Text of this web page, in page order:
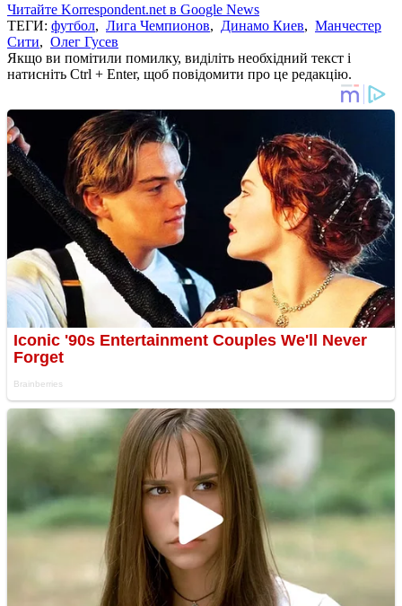
Читайте Korrespondent.net в Google News
ТЕГИ: футбол, Лига Чемпионов, Динамо Киев, Манчестер
Сити, Олег Гусев
Якщо ви помітили помилку, виділіть необхідний текст і
натисніть Ctrl + Enter, щоб повідомити про це редакцію.